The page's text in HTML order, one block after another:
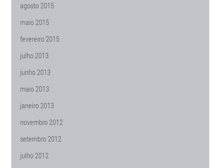
agosto 2015
maio 2015
fevereiro 2015
julho 2013
junho 2013
maio 2013
janeiro 2013
novembro 2012
setembro 2012
julho 2012